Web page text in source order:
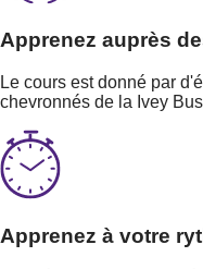
Apprenez auprès
Le cours est donné par
chevronnés de la Ivey
Apprenez à votre